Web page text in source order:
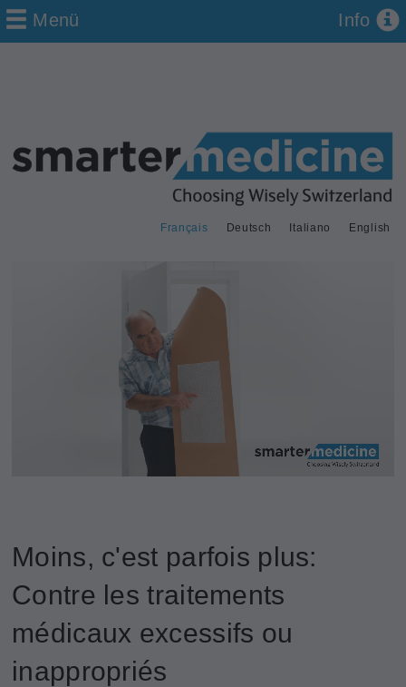
Deutsch
Français Italiano English
Menü Info
Moins, c'est parfois plus:
Contre les traitements
médicaux excessifs ou
inappropriés